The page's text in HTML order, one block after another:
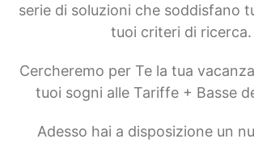
serie di soluzioni che soddisfano
tuoi criteri di ricerca.
Cercheremo per Te la tua
tuoi sogni alle Tariffe + Basse
Adesso hai a disposizione un